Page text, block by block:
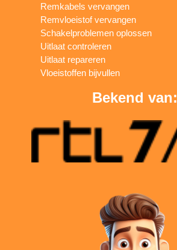
Remkabels vervangen
Remvloeistof vervangen
Schakelproblemen oplossen
Uitlaat controleren
Uitlaat repareren
Vloeistoffen bijvullen
Bekend van: